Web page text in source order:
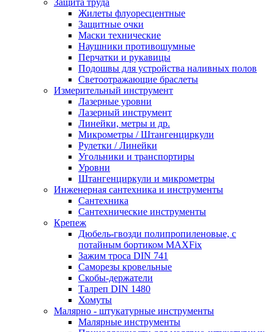
Защита труда
Жилеты флуоресцентные
Защитные очки
Маски технические
Наушники противошумные
Перчатки и рукавицы
Подошвы для устройства наливных полов
Светоотражающие браслеты
Измерительный инструмент
Лазерные уровни
Лазерный инструмент
Линейки, метры и др.
Микрометры / Штангенциркули
Рулетки / Линейки
Угольники и транспортиры
Уровни
Штангенциркули и микрометры
Инженерная сантехника и инструменты
Сантехника
Сантехнические инструменты
Крепеж
Дюбель-гвозди полипропиленовые, с
потайным бортиком MAXFix
Зажим троса DIN 741
Саморезы кровельные
Скобы-держатели
Талреп DIN 1480
Хомуты
Малярно - штукатурные инструменты
Малярные инструменты